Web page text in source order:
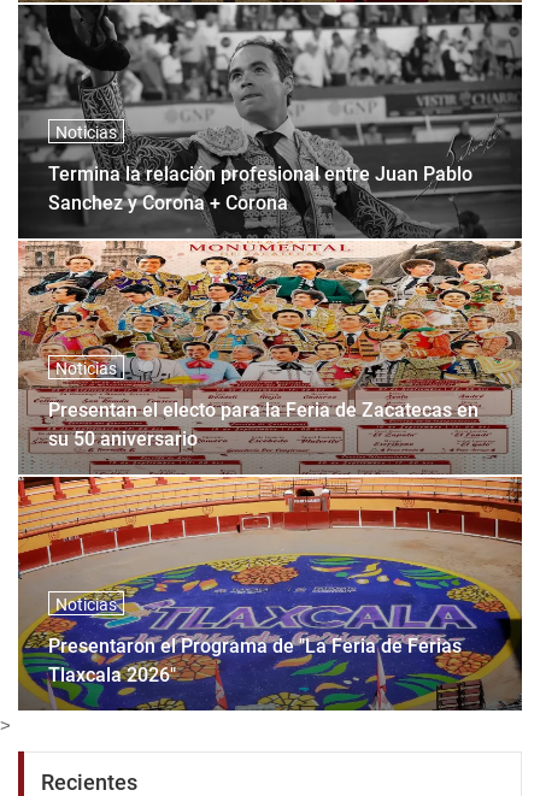
Noticias
Termina la relación profesional entre Juan Pablo
Sanchez y Corona + Corona
Noticias
Presentan el electo para la Feria de Zacatecas en
su 50 aniversario
Noticias
Presentaron el Programa de "La Feria de Ferias
Tlaxcala 2026"
>
Recientes